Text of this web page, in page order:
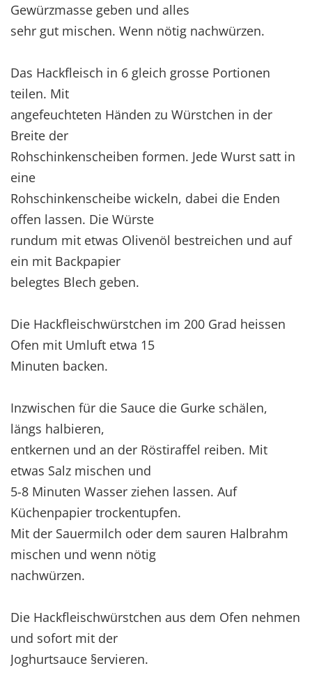
Gewürzmasse geben und alles
sehr gut mischen. Wenn nötig nachwürzen.
Das Hackfleisch in 6 gleich grosse Portionen
teilen. Mit
angefeuchteten Händen zu Würstchen in der
Breite der
Rohschinkenscheiben formen. Jede Wurst satt in
eine
Rohschinkenscheibe wickeln, dabei die Enden
offen lassen. Die Würste
rundum mit etwas Olivenöl bestreichen und auf
ein mit Backpapier
belegtes Blech geben.
Die Hackfleischwürstchen im 200 Grad heissen
Ofen mit Umluft etwa 15
Minuten backen.
Inzwischen für die Sauce die Gurke schälen,
längs halbieren,
entkernen und an der Röstiraffel reiben. Mit
etwas Salz mischen und
5-8 Minuten Wasser ziehen lassen. Auf
Küchenpapier trockentupfen.
Mit der Sauermilch oder dem sauren Halbrahm
mischen und wenn nötig
nachwürzen.
Die Hackfleischwürstchen aus dem Ofen nehmen
und sofort mit der
Joghurtsauce §ervieren.